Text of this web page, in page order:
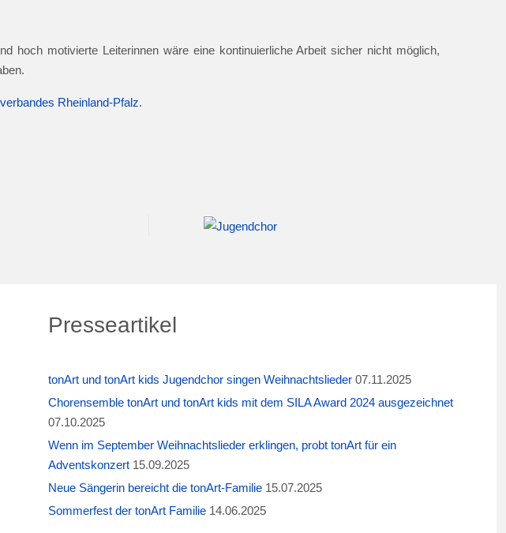
hoch motivierte Leiterinnen wäre eine kontinuierliche Arbeit sicher nicht möglich,
Rheinland-Pfalz.
Presseartikel
tonArt und tonArt kids Jugendchor singen Weihnachtslieder 07.11.2025
Chorensemble tonArt und tonArt kids mit dem SILA Award 2024 ausgezeichnet
07.10.2025
Wenn im September Weihnachtslieder erklingen, probt tonArt für ein
Adventskonzert 15.09.2025
Neue Sängerin bereicht die tonArt-Familie 15.07.2025
Sommerfest der tonArt Familie 14.06.2025